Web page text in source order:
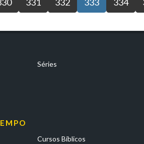
Séries
Cursos Bíblicos